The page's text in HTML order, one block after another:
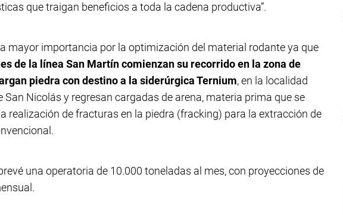
que traigan beneficios a toda la cadena productiva”.
mayor importancia por la optimización del material rodante ya que
de la línea San Martín comienzan su recorrido en la zona de
piedra con destino a la siderúrgica Ternium, en la localidad
San Nicolás y regresan cargadas de arena, materia prima que se
realización de fracturas en la piedra (fracking) para la extracción de
una operatoria de 10.000 toneladas al mes, con proyecciones de